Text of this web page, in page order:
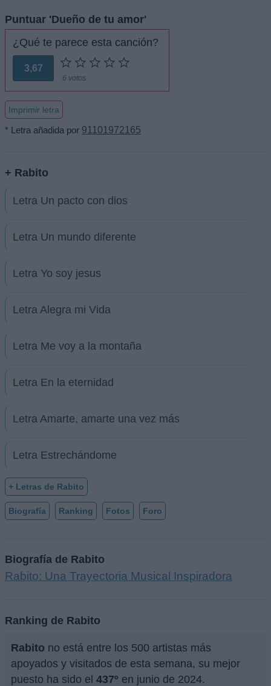
Puntuar 'Dueño de tu amor'
¿Qué te parece esta canción?
3,67
6 votos
Imprimir letra
* Letra añadida por 91101972165
+ Rabito
Letra Un pacto con dios
Letra Un mundo diferente
Letra Yo soy jesus
Letra Alegra mi Vida
Letra Me voy a la montaña
Letra En la eternidad
Letra Amarte, amarte una vez más
Letra Estrechándome
+ Letras de Rabito
Biografía Ranking Fotos Foro
Biografía de Rabito
Rabito: Una Trayectoria Musical Inspiradora
Ranking de Rabito
Rabito no está entre los 500 artistas más
apoyados y visitados de esta semana, su mejor
puesto ha sido el 437º en junio de 2024.